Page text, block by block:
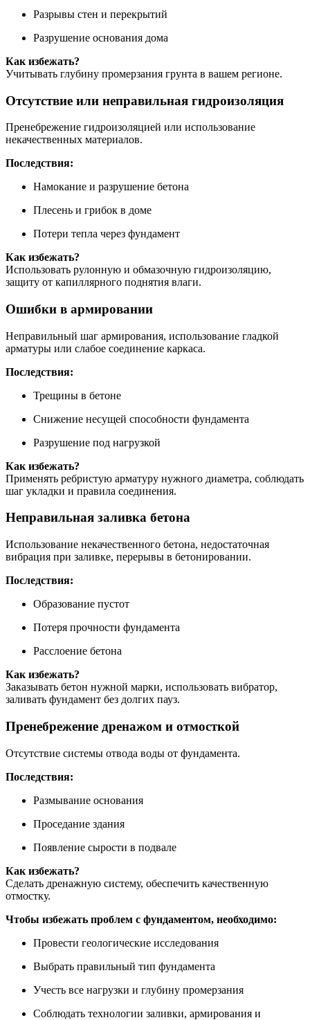
Разрывы стен и перекрытий
Разрушение основания дома
Как избежать?
Учитывать глубину промерзания грунта в вашем регионе.
Отсутствие или неправильная гидроизоляция
Пренебрежение гидроизоляцией или использование
некачественных материалов.
Последствия:
Намокание и разрушение бетона
Плесень и грибок в доме
Потери тепла через фундамент
Как избежать?
Использовать рулонную и обмазочную гидроизоляцию,
защиту от капиллярного поднятия влаги.
Ошибки в армировании
Неправильный шаг армирования, использование гладкой
арматуры или слабое соединение каркаса.
Последствия:
Трещины в бетоне
Снижение несущей способности фундамента
Разрушение под нагрузкой
Как избежать?
Применять ребристую арматуру нужного диаметра, соблюдать
шаг укладки и правила соединения.
Неправильная заливка бетона
Использование некачественного бетона, недостаточная
вибрация при заливке, перерывы в бетонировании.
Последствия:
Образование пустот
Потеря прочности фундамента
Расслоение бетона
Как избежать?
Заказывать бетон нужной марки, использовать вибратор,
заливать фундамент без долгих пауз.
Пренебрежение дренажом и отмосткой
Отсутствие системы отвода воды от фундамента.
Последствия:
Размывание основания
Проседание здания
Появление сырости в подвале
Как избежать?
Сделать дренажную систему, обеспечить качественную
отмостку.
Чтобы избежать проблем с фундаментом, необходимо:
Провести геологические исследования
Выбрать правильный тип фундамента
Учесть все нагрузки и глубину промерзания
Соблюдать технологии заливки, армирования и